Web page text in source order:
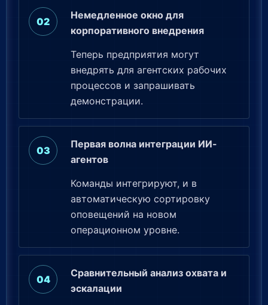
Немедленное окно для
корпоративного внедрения
Теперь предприятия могут
внедрять для агентских рабочих
процессов и запрашивать
демонстрации.
Первая волна интеграции ИИ-
агентов
Команды интегрируют, и в
автоматическую сортировку
оповещений на новом
операционном уровне.
Сравнительный анализ охвата и
эскалации